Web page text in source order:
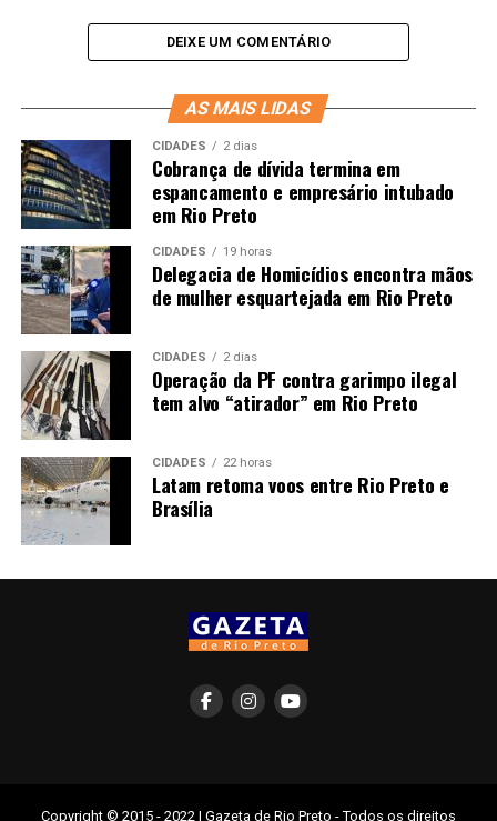
DEIXE UM COMENTÁRIO
AS MAIS LIDAS
CIDADES 2 dias
Cobrança de dívida termina em
espancamento e empresário intubado
em Rio Preto
CIDADES 19 horas
Delegacia de Homicídios encontra mãos
de mulher esquartejada em Rio Preto
CIDADES 2 dias
Operação da PF contra garimpo ilegal
tem alvo “atirador” em Rio Preto
CIDADES 22 horas
Latam retoma voos entre Rio Preto e
Brasília
Copyright © 2015 - 2022 | Gazeta de Rio Preto - Todos os direitos